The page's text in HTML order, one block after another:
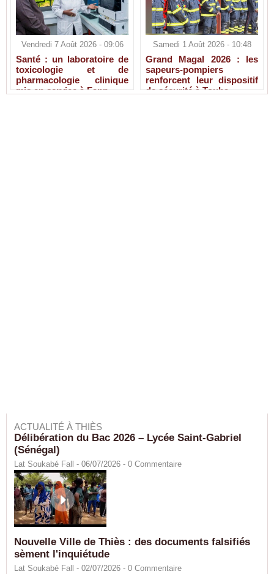
Vendredi 7 Août 2026 - 09:06
Santé : un laboratoire de
toxicologie et de
pharmacologie clinique
mis en service à Fann
Samedi 1 Août 2026 - 10:48
Grand Magal 2026 : les
sapeurs-pompiers
renforcent leur dispositif
de sécurité à Touba
ACTUALITÉ À THIÈS
Délibération du Bac 2026 – Lycée Saint-Gabriel
(Sénégal)
Lat Soukabé Fall - 06/07/2026 - 0 Commentaire
Nouvelle Ville de Thiès : des documents falsifiés
sèment l'inquiétude
Lat Soukabé Fall - 02/07/2026 - 0 Commentaire